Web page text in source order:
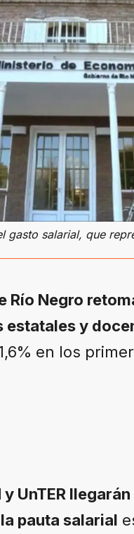
salarial, que
Río Negro
estatales y
en los
y UnTER
pauta salarial